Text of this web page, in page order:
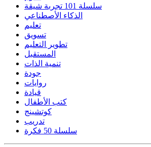
سلسلة 101 تجربة شيقة
الذكاء الأصطناعي
تعليم
تسويق
تطوير التعليم
المستقبل
تنمية الذات
جودة
روايات
قيادة
كتب الأطفال
كوتشينج
تدريب
سلسلة 50 فكرة